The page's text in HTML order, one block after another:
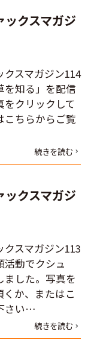
ックスマガジ
スマガジン114
を知る」を配信
をクリックして
こちらからご覧
続きを読む
ックスマガジ
スマガジン113
活動でクシュ
ました。写真を
くか、またはこ
さい…
続きを読む